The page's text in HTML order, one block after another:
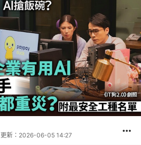
更新： 2026-06-05 14:27